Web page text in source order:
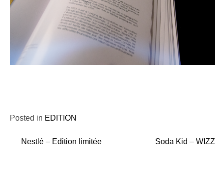
Posted in EDITION
Navigation
Nestlé – Edition limitée Soda Kid – WIZZ